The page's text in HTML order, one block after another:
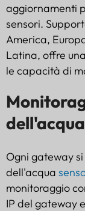
aggiornamenti
sensori.
America,
Latina, offre
le capacità di
dell'acqua
Ogni gateway
dell'acqua
monitoraggio
IP del gateway